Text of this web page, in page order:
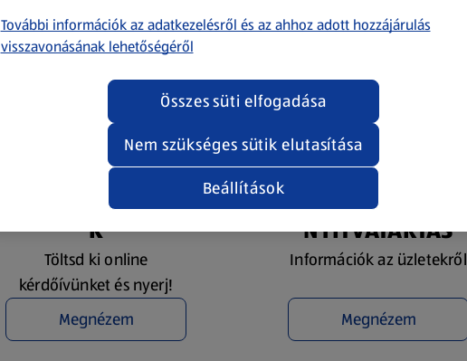
NYEREMÉNYJÁTÉ
K
Töltsd ki online
kérdőívünket és nyerj!
Megnézem
ÜZLETKERESŐ ÉS
NYITVATARTÁS
Információk az üzletekről
Megnézem
További információk az adatkezelésről és az ahhoz adott hozzájárulás
visszavonásának lehetőségéről
Beállítások
Nem szükséges sütik elutasítása
Összes süti elfogadása